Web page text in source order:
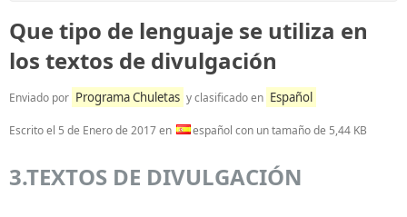
Que tipo de lenguaje se utiliza en
los textos de divulgación
Enviado por Programa Chuletas y clasificado en Español
Escrito el 5 de Enero de 2017en español con un tamaño de 5,44 KB
3.TEXTOS DE DIVULGACIÓN